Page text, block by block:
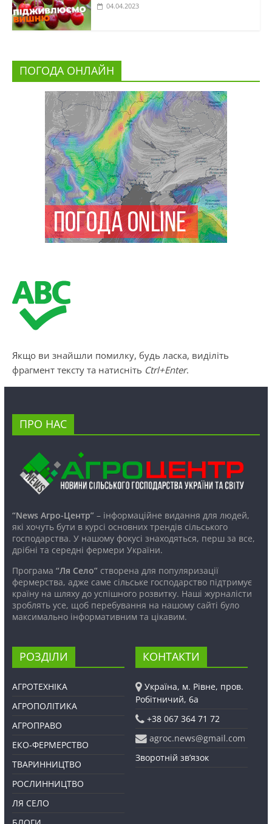
04.04.2023
ПОГОДА ОНЛАЙН
Якщо ви знайшли помилку, будь ласка, виділіть
фрагмент тексту та натисніть Ctrl+Enter.
ПРО НАС
“News Агро-Центр”– інформаційне видання для людей,
які хочуть бути в курсі основних трендів сільського
господарства. У нашому фокусі знаходяться, перш за все,
дрібні та середні фермери України.
Програма “Ля Село”створена для популяризації
фермерства, адже саме сільське господарство підтримує
країну на шляху до успішного розвитку. Наші журналісти
зроблять усе, щоб перебування на нашому сайті було
максимально інформативним та цікавим.
РОЗДІЛИ
АГРОТЕХНІКА
АГРОПОЛІТИКА
АГРОПРАВО
ЕКО-ФЕРМЕРСТВО
ТВАРИННИЦТВО
РОСЛИННИЦТВО
ЛЯ СЕЛО
КОНТАКТИ
Україна, м. Рівне, пров.
Робітничий, 6а
+38 067 364 71 72
agroc.news@gmail.com
Зворотній зв’язок